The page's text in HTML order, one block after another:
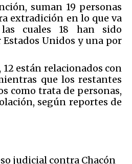
suman 19 personas
extradición en lo que va
cuales 18 han sido
Unidos y una por
12 están relacionados con
que los restantes
como trata de personas,
según reportes de
judicial contra Chacón